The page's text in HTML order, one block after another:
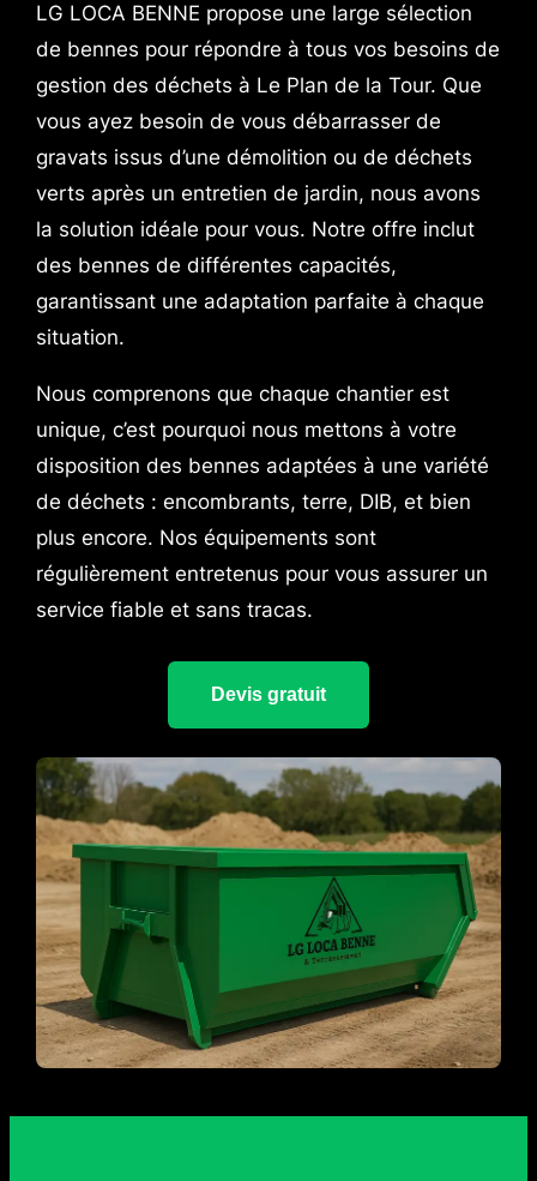
LG LOCA BENNE propose une large sélection
de bennes pour répondre à tous vos besoins de
gestion des déchets à Le Plan de la Tour. Que
vous ayez besoin de vous débarrasser de
gravats issus d’une démolition ou de déchets
verts après un entretien de jardin, nous avons
la solution idéale pour vous. Notre offre inclut
des bennes de différentes capacités,
garantissant une adaptation parfaite à chaque
situation.
Nous comprenons que chaque chantier est
unique, c’est pourquoi nous mettons à votre
disposition des bennes adaptées à une variété
de déchets : encombrants, terre, DIB, et bien
plus encore. Nos équipements sont
régulièrement entretenus pour vous assurer un
service fiable et sans tracas.
Devis gratuit